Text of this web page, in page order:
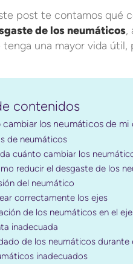
post te contamos qué
de los neumáticos,
una mayor vida
contenidos
cambiar los neumáticos de mi
de neumáticos
cuánto cambiar los
reducir el desgaste de los
del neumático
correctamente los ejes
de los neumáticos en el
inadecuada
de los neumáticos durante
inadecuados